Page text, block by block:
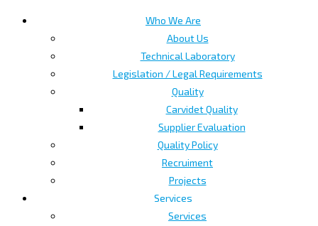
Who We Are
About Us
Technical Laboratory
Legislation / Legal Requirements
Quality
Carvidet Quality
Supplier Evaluation
Quality Policy
Recruiment
Projects
Services
Services